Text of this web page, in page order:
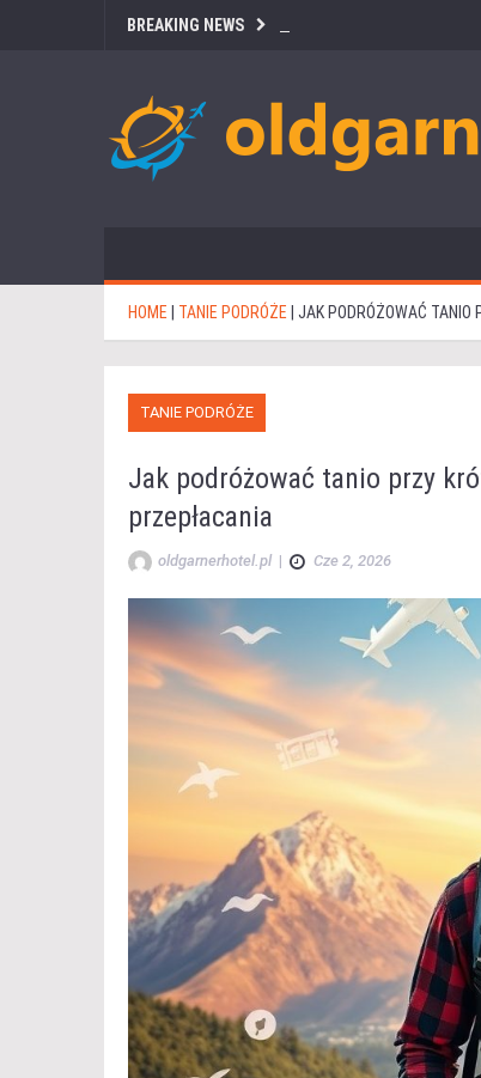
BREAKING NEWS
HOME TANIE PODRÓŻE JAK PODRÓŻOWAĆ TANIO
TANIE PODRÓŻE
Jak podróżować tanio przy
przepłacania
oldgarnerhotel.pl | Cze 2, 2026